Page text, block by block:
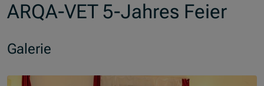
ARQA-VET 5-Jahres Feier
Galerie
Skip slider